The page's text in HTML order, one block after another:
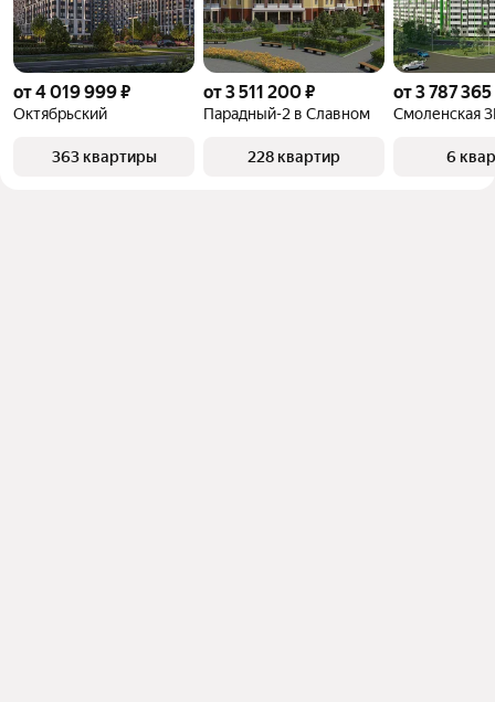
от 4 019 999 ₽
Октябрьский
363 квартиры
от 3 511 200 ₽
Парадный-2 в Славном
228 квартир
от 3 787 365
Смоленская
6